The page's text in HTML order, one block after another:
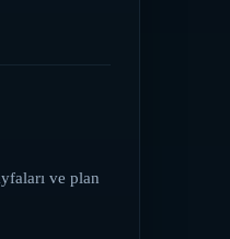
ve plan